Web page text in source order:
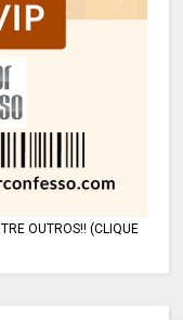
OUTROS!! (CLIQUE